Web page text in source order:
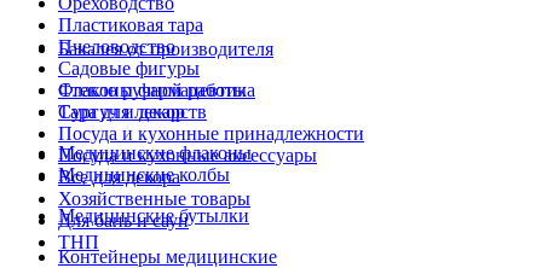
Пластиковая тара
Пчеловодство
Садовые фигуры
Стекло ручной работы
Сургуч и декор
Посуда и кухонные принадлежности
Посуда и кухонные аксессуары
Все для декора
Хозяйственные товары
Для бань и саун
ТНП
Бакалея от производителя
Флаконы фармацевтика
Тара для лекарств
Медицинские флаконы
Медицинские колбы
Медицинские бутылки
Контейнеры медицинские